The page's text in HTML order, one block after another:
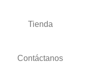
Tienda
Contáctanos